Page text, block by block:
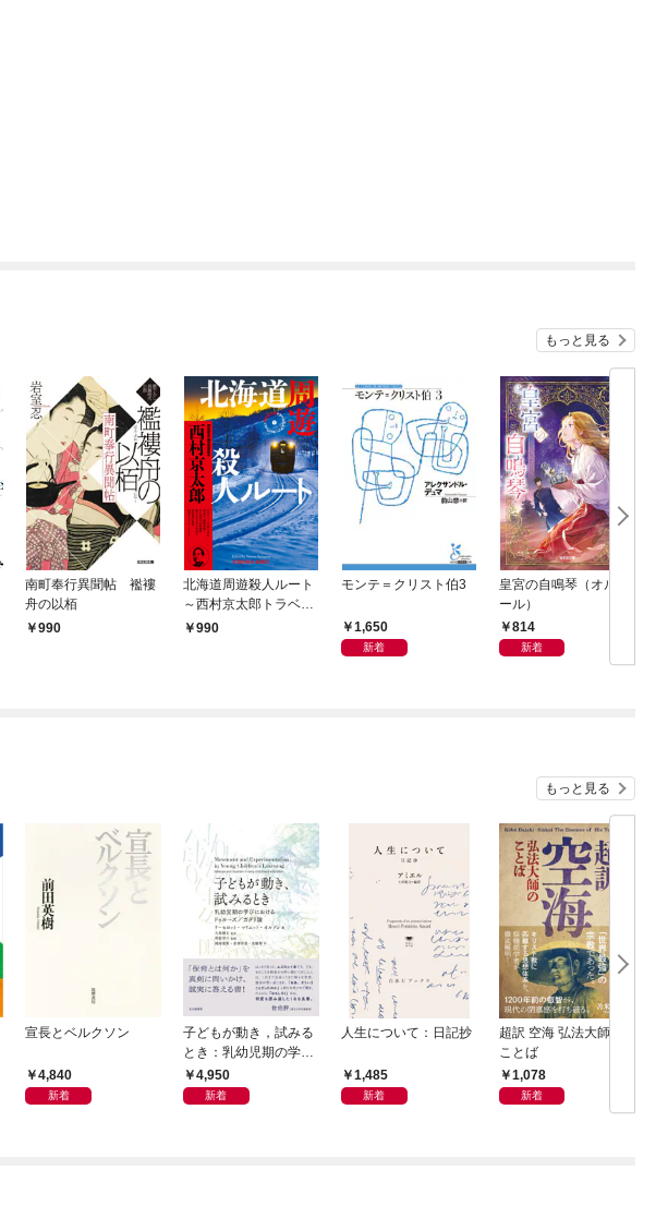
もっと見る
南町奉行異聞帖 襤褸
舟の以栢
990
北海道周遊殺人ルート
～西村京太郎トラベル
ミステリー・セレクシ
990
モンテ＝クリスト伯3
1,650
新着
皇宮の自鳴琴（オルゴ
ール）
814
新着
もっと見る
宣長とベルクソン
4,840
新着
子どもが動き，試みる
とき：乳幼児期の学び
におけるドゥルーズ／
ガタリ論
4,950
新着
人生について：日記抄
1,485
新着
超訳 空海 弘法大師の
ことば
1,078
新着